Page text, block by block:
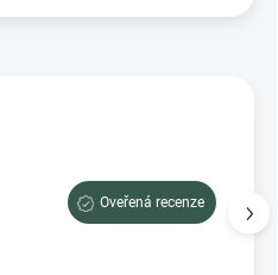
Oveřená recenze